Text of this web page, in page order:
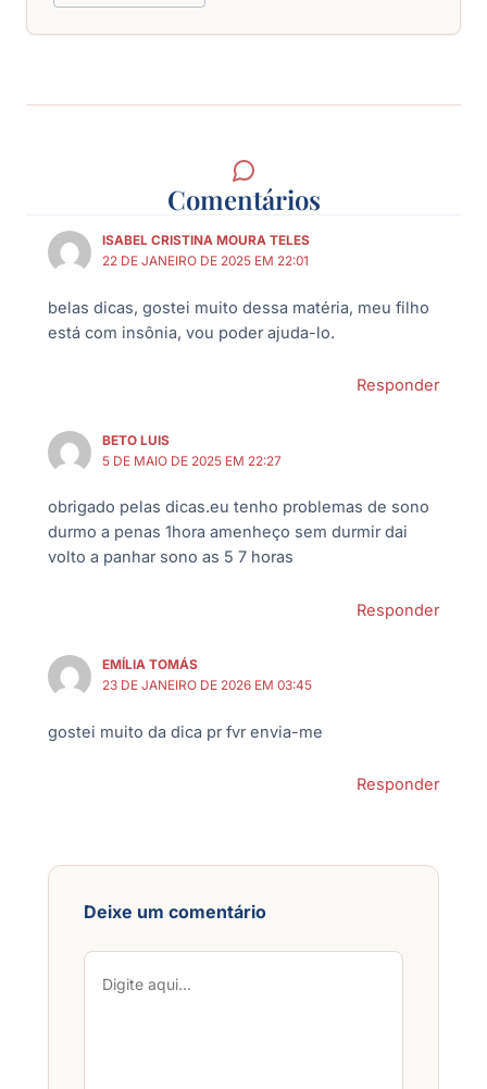
Comentários
ISABEL CRISTINA MOURA TELES
22 DE JANEIRO DE 2025 EM 22:01
belas dicas, gostei muito dessa matéria, meu filho
está com insônia, vou poder ajuda-lo.
Responder
BETO LUIS
5 DE MAIO DE 2025 EM 22:27
obrigado pelas dicas.eu tenho problemas de sono
durmo a penas 1hora amenheço sem durmir dai
volto a panhar sono as 5 7 horas
Responder
EMÍLIA TOMÁS
23 DE JANEIRO DE 2026 EM 03:45
gostei muito da dica pr fvr envia-me
Responder
Deixe um comentário
Digite
aqui...